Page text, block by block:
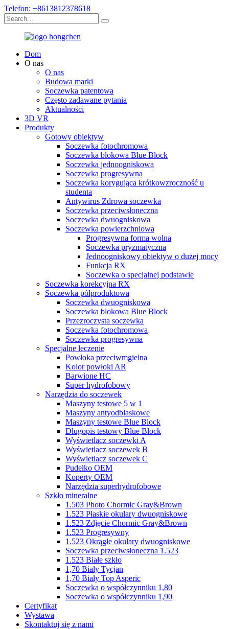
Telefon: +8613812378618
Dom
O nas
O nas
Budowa marki
Soczewka patentowa
Często zadawane pytania
Aktualności
3D VR
Produkty
Gotowy obiektyw
Soczewka fotochromowa
Soczewka blokowa Blue Block
Soczewka jednoogniskowa
Soczewka progresywna
Soczewka korygująca krótkowzroczność u
studenta
Antywirus Zdrowa soczewka
Soczewka przeciwsłoneczna
Soczewka dwuogniskowa
Soczewka powierzchniowa
Progresywna forma wolna
Soczewka pryzmatyczna
Jednoogniskowy obiektyw o dużej mocy
Funkcja RX
Soczewka o specjalnej podstawie
Soczewka korekcyjna RX
Soczewka półproduktowa
Soczewka dwuogniskowa
Soczewka blokowa Blue Block
Przezroczysta soczewka
Soczewka fotochromowa
Soczewka progresywna
Specjalne leczenie
Powłoka przeciwmgielna
Kolor powłoki AR
Barwione HC
Super hydrofobowy
Narzędzia do soczewek
Maszyny testowe 5 w 1
Maszyny antyodblaskowe
Maszyny testowe Blue Block
Długopis testowy Blue Block
Wyświetlacz soczewki A
Wyświetlacz soczewek B
Wyświetlacz soczewek C
Pudełko OEM
Koperty OEM
Narzędzia superhydrofobowe
Szkło mineralne
1.503 Photo Chormic Gray&Brown
1.523 Płaskie okulary dwuogniskowe
1.523 Zdjęcie Chormic Gray&Brown
1.523 Progresywny
1.523 Okrągłe okulary dwuogniskowe
Soczewka przeciwsłoneczna 1.523
1.523 Białe szkło
1,70 Biały Tycjan
1,70 Biały Top Asperic
Soczewka o współczynniku 1,80
Soczewka o współczynniku 1,90
Certyfikat
Wystawa
Skontaktuj się z nami